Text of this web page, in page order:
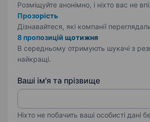
Розміщуйте анонімно, і ніхто вас не
Прозорість
Дізнавайтеся, які компанії
8 пропозицій щотижня
В середньому отримують шукачі з
найкращі.
Ваші ім'я та прізвище
Ніхто не побачить ваші особисті дані